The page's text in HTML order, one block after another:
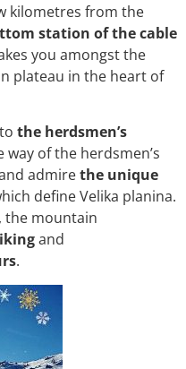
kilometres from the
station of the cable
you amongst the
plateau in the heart of
the herdsmen’s
of the herdsmen’s
admirethe unique
define Velika planina.
the mountain
and
.